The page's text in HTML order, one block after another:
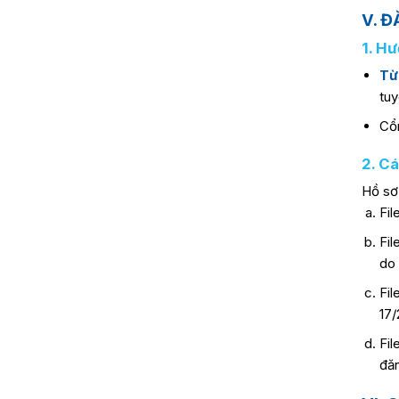
V.
1.
2.
Hồ
do